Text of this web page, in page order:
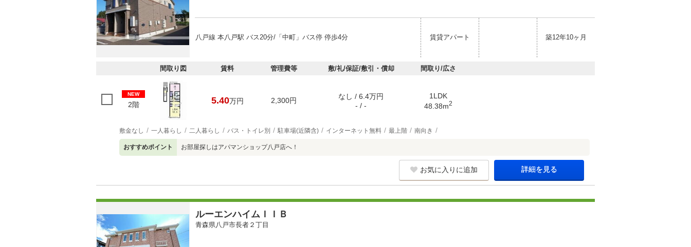
八戸線 本八戸駅 バス20分/「中町」バス停 停歩4分 賃貸アパート 築12年10ヶ月
間取り図 賃料 管理費等 敷/礼/保証/敷引・償却 間取り/広さ
NEW
2階 5.40万円 2,300円
なし / 6.4万円
- / -
1LDK
48.38m2
敷金なし 一人暮らし 二人暮らし バス・トイレ別 駐車場(近隣含) インターネット無料 最上階 南向き
おすすめポイント お部屋探しはアパマンショップ八戸店へ！
お気に入りに追加 詳細を見る
ルーエンハイムＩＩＢ
青森県八戸市長者２丁目